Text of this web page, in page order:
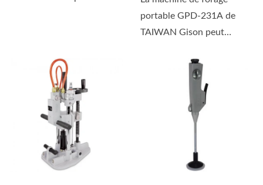
portable GPD-231A de
TAIWAN Gison peut